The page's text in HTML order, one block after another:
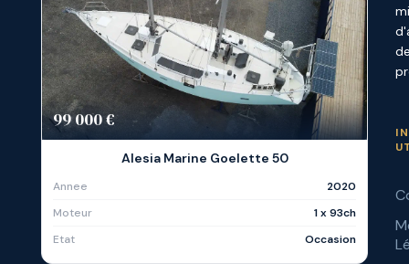
99 000 €
Alesia Marine Goelette 50
Annee
2020
Moteur
1 x 93ch
Etat
Occasion